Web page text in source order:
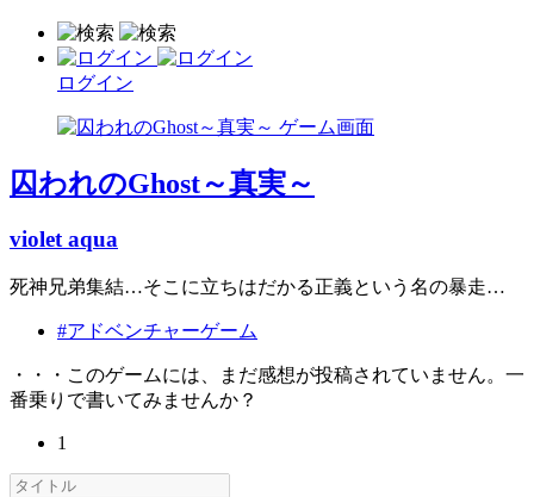
ログイン
囚われのGhost～真実～
violet aqua
死神兄弟集結…そこに立ちはだかる正義という名の暴走…
#アドベンチャーゲーム
・・・このゲームには、まだ感想が投稿されていません。一
番乗りで書いてみませんか？
1